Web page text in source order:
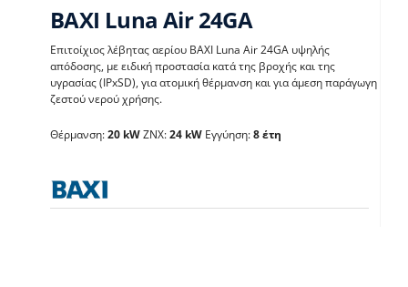
BAXI Luna Air 24GA
Λέβητες με άμεση παραγωγή ΖΝX
BAXI Luna Air 24GA
Επιτοίχιος λέβητας αερίου BAXI Luna Air 24GA υψηλής
απόδοσης, με ειδική προστασία κατά της βροχής και της
υγρασίας (IPxSD), για ατομική θέρμανση και για άμεση παράγωγη
ζεστού νερού χρήσης.
Θέρμανση:20 kWΖΝΧ:24 kWΕγγύηση:8 έτη